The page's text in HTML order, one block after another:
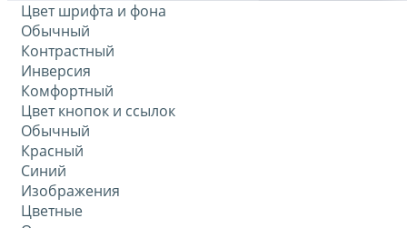
Цвет шрифта и фона
Обычный
Контрастный
Инверсия
Комфортный
Цвет кнопок и ссылок
Обычный
Красный
Синий
Изображения
Цветные